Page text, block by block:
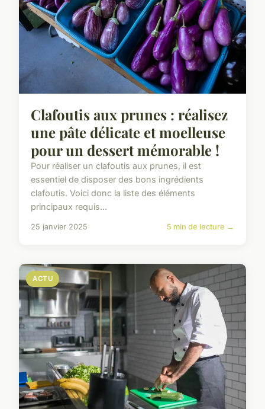
Clafoutis aux prunes : réalisez
une pâte délicate et moelleuse
pour un dessert mémorable !
Pour réaliser un clafoutis aux prunes, il est
essentiel de disposer des bons ingrédients
clafoutis. Voici donc la liste des éléments
principaux requis...
25 janvier 2025 5 min de lecture →
ACTU